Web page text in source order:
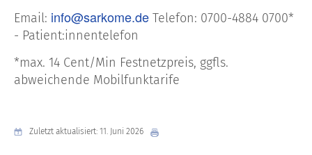
Email: info@sarkome.de Telefon: 0700-4884 0700*
- Patient:innentelefon
*max. 14 Cent/Min Festnetzpreis, ggfls.
abweichende Mobilfunktarife
Zuletzt aktualisiert: 11. Juni 2026